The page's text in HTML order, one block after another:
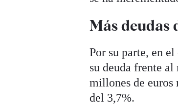
Más deudas
Por su parte, en
su deuda frente
millones de euros
del 3,7%.